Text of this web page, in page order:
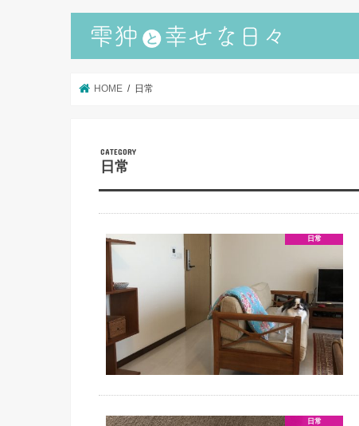
HOME 日常
日常
日常
日常